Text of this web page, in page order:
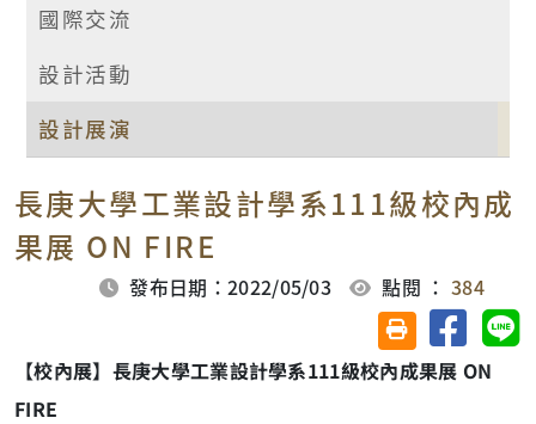
國際交流
設計活動
設計展演
長庚大學工業設計學系111級校內成
果展 ON FIRE
發布日期：2022/05/03 點閱 ：384
友善列印(另開視
分享至
【校內展】長庚大學工業設計學系111級校內成果展 ON
FIRE